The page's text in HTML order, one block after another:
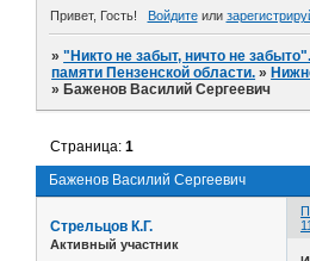
Привет, Гость! Войдитеили
»"Никто не забыт, ничто не
памяти Пензенской области. »
» Баженов Василий Сергеевич
Баженов Василий Сергеевич
Страница:1
Стрельцов К.Г.
Активный участник